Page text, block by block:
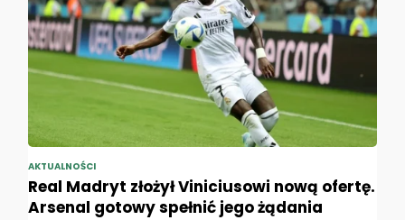
AKTUALNOŚCI
Real Madryt złożył Viniciusowi nową ofertę.
Arsenal gotowy spełnić jego żądania